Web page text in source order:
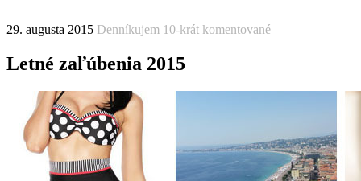
29. augusta 2015 Denníkujem 10-krát komentované
Letné zaľúbenia 2015